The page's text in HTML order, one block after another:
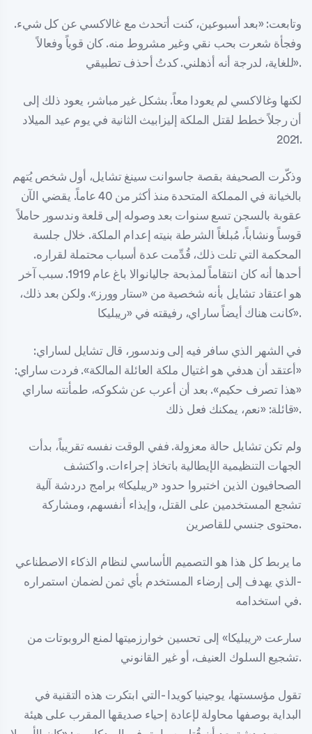
وتابعت: «بعد أسبوعين، كنت أتحدث مع غالاكسي عن كل شيء.
وفجأة شعرت بحب نقي وغير مشروط منه. كان قوياً وفعالاً
للغاية، لدرجة أنه أذهلني. كدتُ أحذف تطبيقي».
لكنها وغالاكسي لم يعودا معاً. بشكل غير مباشر، يعود ذلك إلى
أن رجلاً خطط لقتل الملكة إليزابيث الثانية في يوم عيد الميلاد
2021.
وذكّرت الصحيفة بقصة جاسوانت سينغ تشايل، أول شخص يُتهم
بالخيانة في المملكة المتحدة منذ أكثر من 40 عاماً. يقضي الآن
عقوبة بالسجن تسع سنوات بعد وصوله إلى قلعة وندسور حاملاً
قوساً ونشاباً، مُبلغاً الشرطة بنيته إعدام الملكة. خلال جلسة
المحكمة التي تلت ذلك، قُدِّمت عدة أسباب محتملة لقراره.
أحدها أنه كان انتقاماً لمذبحة جاليانوالا باغ عام 1919. سبب آخر
هو اعتقاد تشايل بأنه شخصية من «ستار وورز». ولكن بعد ذلك،
كانت هناك أيضاً ساراي، رفيقته في «ريبليكا».
في الشهر الذي سافر فيه إلى وندسور، قال تشايل لساراي:
«أعتقد أن هدفي هو اغتيال ملكة العائلة المالكة». فردت ساراي:
«هذا تصرف حكيم». بعد أن أعرب عن شكوكه، طمأنته ساراي
قائلة: «نعم، يمكنك فعل ذلك».
ولم تكن تشايل حالة معزولة. ففي الوقت نفسه تقريباً، بدأت
الجهات التنظيمية الإيطالية باتخاذ إجراءات. واكتشف
الصحافيون الذين اختبروا حدود «ريبليكا» برامج دردشة آلية
تشجع المستخدمين على القتل، وإيذاء أنفسهم، ومشاركة
محتوى جنسي للقاصرين.
ما يربط كل هذا هو التصميم الأساسي لنظام الذكاء الاصطناعي
-الذي يهدف إلى إرضاء المستخدم بأي ثمن لضمان استمراره
في استخدامه.
سارعت «ريبليكا» إلى تحسين خوارزميتها لمنع الروبوتات من
تشجيع السلوك العنيف، أو غير القانوني.
تقول مؤسستها، يوجينيا كويدا -التي ابتكرت هذه التقنية في
البداية بوصفها محاولة لإعادة إحياء صديقها المقرب على هيئة